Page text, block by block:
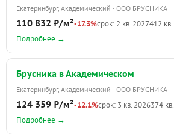
Екатеринбург, Академический · ООО БРУСНИКА
110 832 ₽/м²-17.3%срок: 2 кв. 2027412 кв.
Подробнее →
Брусника в Академическом
Екатеринбург, Академический · ООО БРУСНИКА
124 359 ₽/м²-12.1%срок: 3 кв. 2026374 кв.
Подробнее →